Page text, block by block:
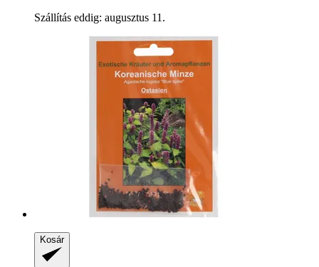
Szállítás eddig: augusztus 11.
Kosár